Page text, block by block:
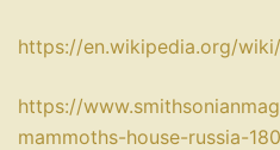
https://en.wikipedia.org/
https://
mammoths-house-russia-